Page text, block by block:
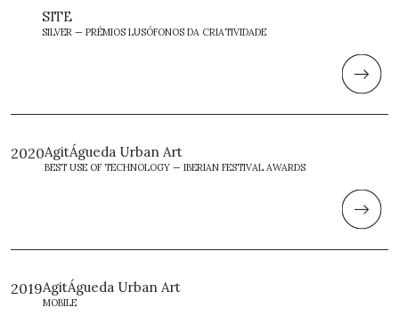
SITE
SILVER — PRÉMIOS LUSÓFONOS DA CRIATIVIDADE
2020AgitÁgueda Urban Art
BEST USE OF TECHNOLOGY — IBERIAN FESTIVAL AWARDS
2019AgitÁgueda Urban Art
MOBILE